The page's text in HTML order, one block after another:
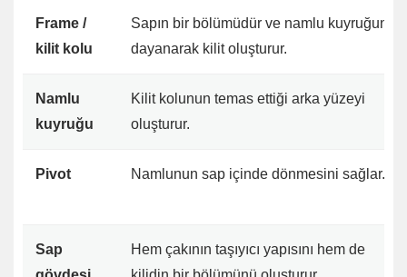
Frame /
kilit kolu
Sapın bir bölümüdür ve namlu kuyruğuna
dayanarak kilit oluşturur.
Namlu
kuyruğu
Kilit kolunun temas ettiği arka yüzeyi
oluşturur.
Pivot Namlunun sap içinde dönmesini sağlar.
Sap
Hem çakının taşıyıcı yapısını hem de